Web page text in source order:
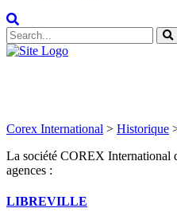
Corex International > Historique
La société COREX International
agences :
LIBREVILLE